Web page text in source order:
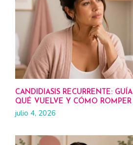
CANDIDIASIS RECURRENTE:
QUÉ VUELVE Y CÓMO
julio 4, 2026